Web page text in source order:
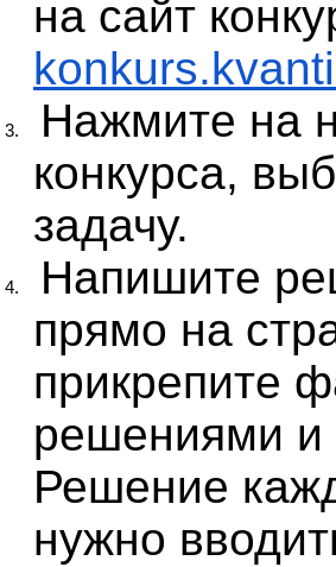
на сайт
Нажмите на
конкурса,
задачу.
Напишите
прямо на
прикрепите
решениями и
Решение
нужно